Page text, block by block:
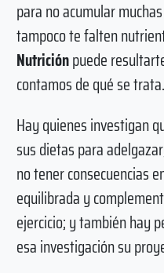
para no acumular
tampoco te falten
Nutriciónpuede
contamos de qué se trata.
Hay quienes investigan
sus dietas para
no tener consecuencias
equilibrada y
ejercicio; y también hay
esa investigación su